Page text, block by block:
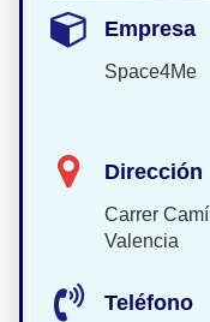
Empresa
Space4Me
Dirección
Carrer
Valencia
Teléfono